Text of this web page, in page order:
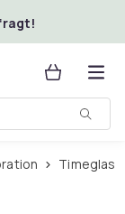
Timeglas